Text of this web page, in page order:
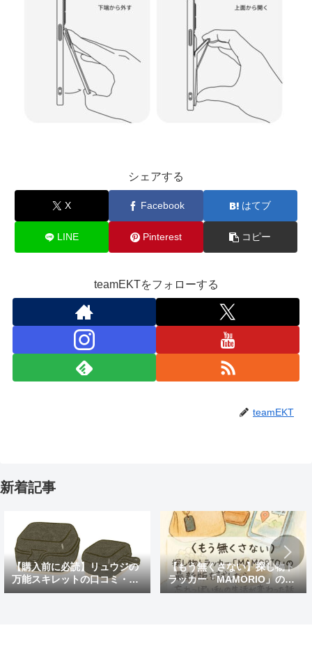
シェアする
X Facebook はてブ
LINE Pinterest コピー
teamEKTをフォローする
teamEKT
新着記事
【購入前に必読】リュウジの
万能スキレットの口コミ・評
判まとめ｜後悔しないための
【もう無くさない】探し物ト
ラッカー「MAMORIO」の最
新版を試したら、忘れっぽい